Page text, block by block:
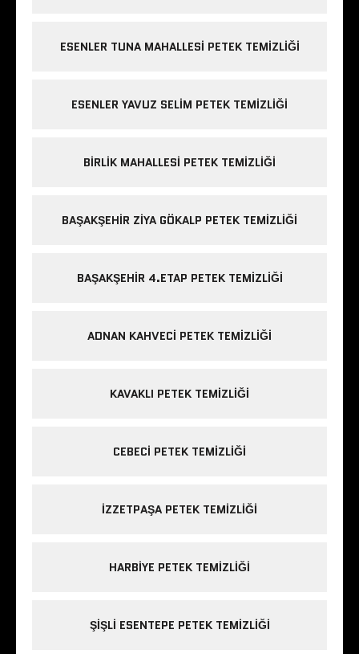
ESENLER TUNA MAHALLESI PETEK TEMIZLIĞI
ESENLER YAVUZ SELIM PETEK TEMIZLIĞI
BIRLIK MAHALLESI PETEK TEMIZLIĞI
BAŞAKŞEHIR ZIYA GÖKALP PETEK TEMIZLIĞI
BAŞAKŞEHIR 4.ETAP PETEK TEMIZLIĞI
ADNAN KAHVECI PETEK TEMIZLIĞI
KAVAKLI PETEK TEMIZLIĞI
CEBECI PETEK TEMIZLIĞI
IZZETPAŞA PETEK TEMIZLIĞI
HARBIYE PETEK TEMIZLIĞI
ŞIŞLI ESENTEPE PETEK TEMIZLIĞI